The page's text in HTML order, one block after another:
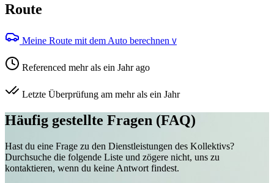
Route
Meine Route mit dem Auto berechnen V
Referenced mehr als ein Jahr ago
Letzte Überprüfung am mehr als ein Jahr
Häufig gestellte Fragen (FAQ)
Hast du eine Frage zu den Dienstleistungen des Kollektivs?
Durchsuche die folgende Liste und zögere nicht, uns zu
kontaktieren, wenn du keine Antwort findest.